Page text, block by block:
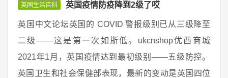
英国生活百科 英国疫情防疫降到2级了哎
英国中文论坛英国的 COVID 警报级别已从三级降至
二级——这是第一次如斯低。ukcnshop优西商城
2021年1月，英国疫情达到最初级别——五级防控。
英国卫生和社会保健部表现，最新的变动是英国四位